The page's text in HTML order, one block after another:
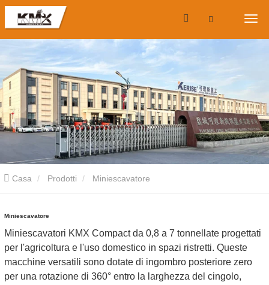
Casa Prodotti Miniescavatore
Miniescavatore
Miniescavatori KMX Compact da 0,8 a 7 tonnellate progettati
per l'agricoltura e l'uso domestico in spazi ristretti. Queste
macchine versatili sono dotate di ingombro posteriore zero
per una rotazione di 360° entro la larghezza del cingolo,